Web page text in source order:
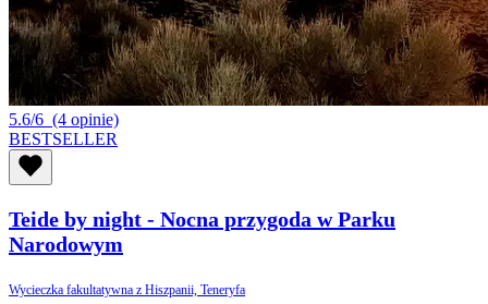
5.6/6 (4 opinie)
BESTSELLER
Teide by night - Nocna przygoda w Parku
Narodowym
Wycieczka fakultatywna z Hiszpanii, Teneryfa